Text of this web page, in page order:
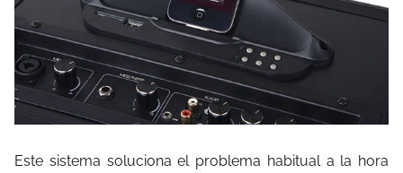
Este sistema soluciona el problema habitual a la hora